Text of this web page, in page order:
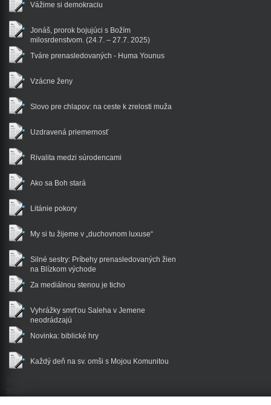
Vážime si demokraciu
Jonáš, prorok bojujúci s Božím
milosrdenstvom. (24.7. – 27.7. 2025)
Tváre prenasledovaných - Huma Younus
Vzácne ženy
Slovo pre chlapov: na ceste k zrelosti muža
Uzdravená priemernosť
Rivalita medzi súrodencami
Ako sa Boh stará
Litánie pokory
My si tu žijeme v „duchovnom luxuse“
Silné sestry: Príbehy prenasledovaných žien
na Blízkom východe
Za mediálnou stenou je ticho
Vyhrážky smrťou Saleha v Jemene
neodrádzajú
Novinka: biblické hry
Každý deň na sv. omši s Mojou Komunitou